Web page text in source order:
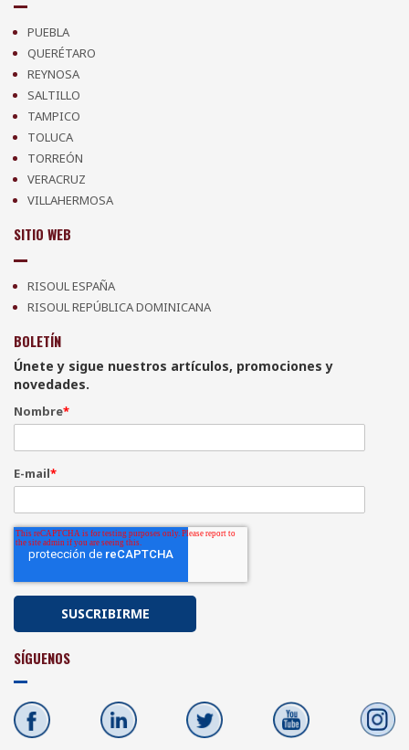
PUEBLA
QUERÉTARO
REYNOSA
SALTILLO
TAMPICO
TOLUCA
TORREÓN
VERACRUZ
VILLAHERMOSA
SITIO WEB
RISOUL ESPAÑA
RISOUL REPÚBLICA DOMINICANA
BOLETÍN
Únete y sigue nuestros artículos, promociones y
novedades.
Nombre*
E-mail*
SÍGUENOS